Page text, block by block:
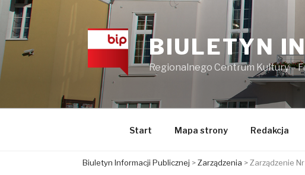
Przejdź
treści
BIULETYN
Regionalnego Centrum Kultury –
Start Mapa strony Redakcja
Biuletyn Informacji Publicznej >Zarządzenia >Zarządzenie